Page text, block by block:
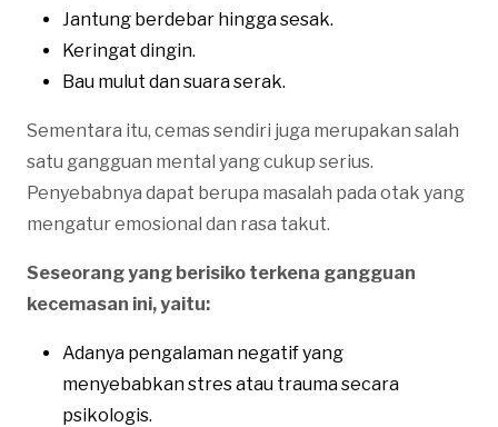
Jantung berdebar hingga sesak.
Keringat dingin.
Bau mulut dan suara serak.
Sementara itu, cemas sendiri juga merupakan salah
satu gangguan mental yang cukup serius.
Penyebabnya dapat berupa masalah pada otak yang
mengatur emosional dan rasa takut.
Seseorang yang berisiko terkena gangguan
kecemasan ini, yaitu:
Adanya pengalaman negatif yang
menyebabkan stres atau trauma secara
psikologis.